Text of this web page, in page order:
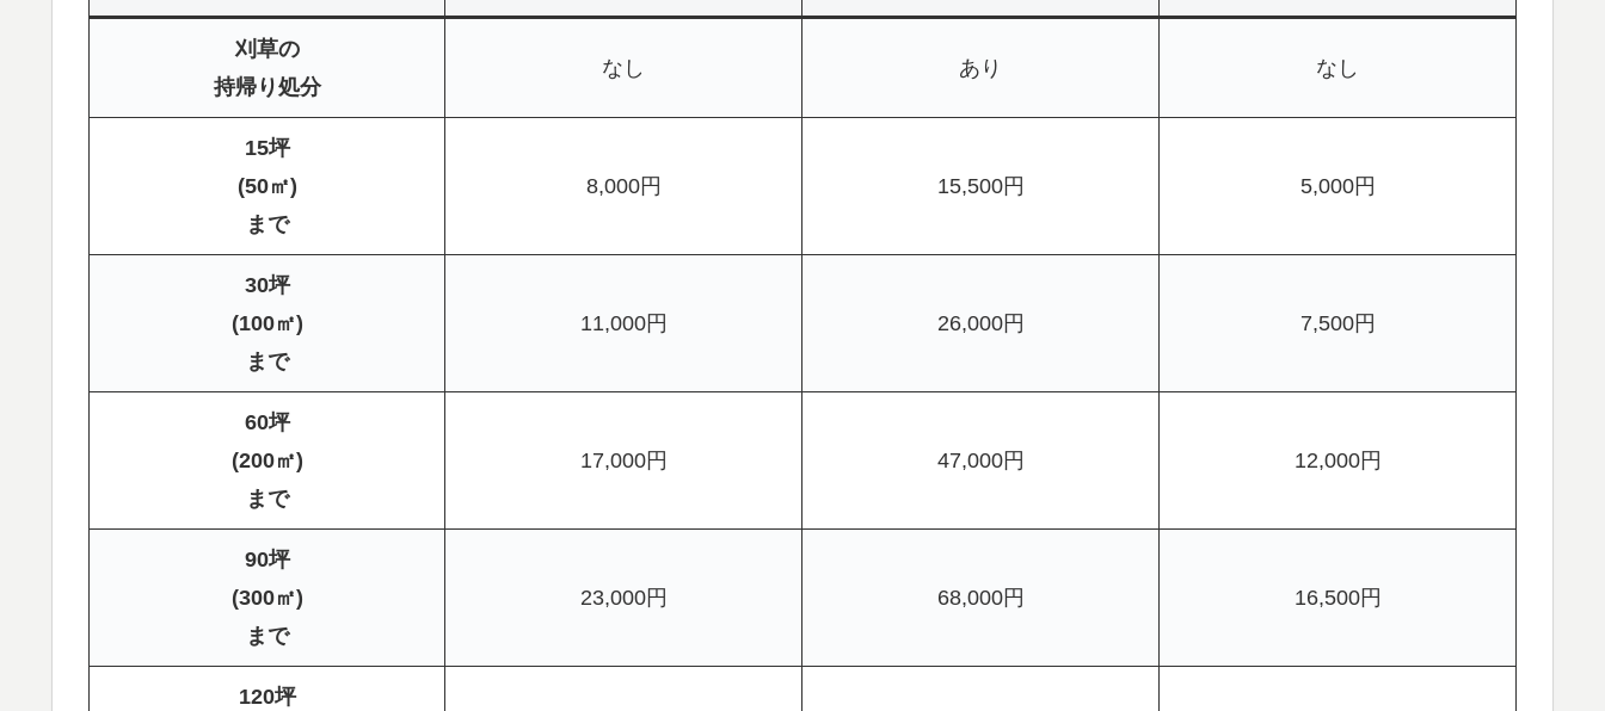
刈草の
持帰り処分
なし あり なし
15坪
(50㎡)
まで
8,000円 15,500円 5,000円
30坪
(100㎡)
まで
11,000円 26,000円 7,500円
60坪
(200㎡)
まで
17,000円 47,000円 12,000円
90坪
(300㎡)
まで
23,000円 68,000円 16,500円
120坪